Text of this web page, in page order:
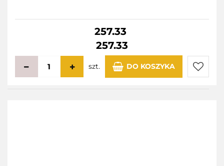
257.33
257.33
szt. DO KOSZYKA
Do